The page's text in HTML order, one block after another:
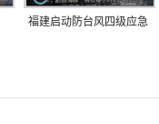
福建启动防台风四级应急